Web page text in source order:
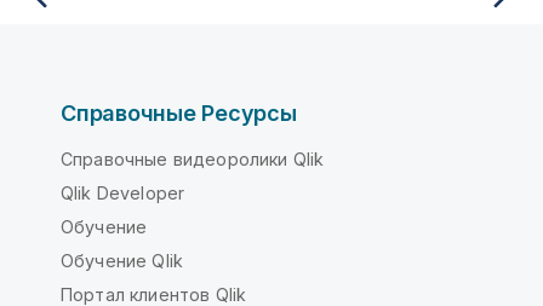
Справочные Ресурсы
Справочные видеоролики Qlik
Qlik Developer
Обучение
Обучение Qlik
Портал клиентов Qlik